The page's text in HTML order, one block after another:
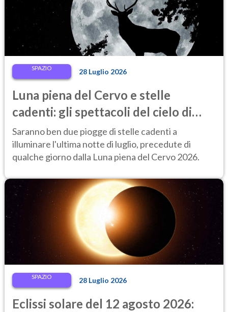
SPAZIO 28 Luglio 2026
Luna piena del Cervo e stelle
cadenti: gli spettacoli del cielo di
fine luglio 2026 da non perdere
Saranno ben due piogge di stelle cadenti a
illuminare l'ultima notte di luglio, precedute di
qualche giorno dalla Luna piena del Cervo 2026.
SPAZIO 28 Luglio 2026
Eclissi solare del 12 agosto 2026: